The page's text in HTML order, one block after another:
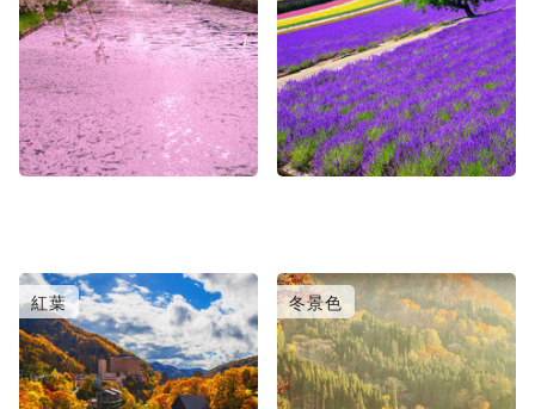
紅葉 冬景色